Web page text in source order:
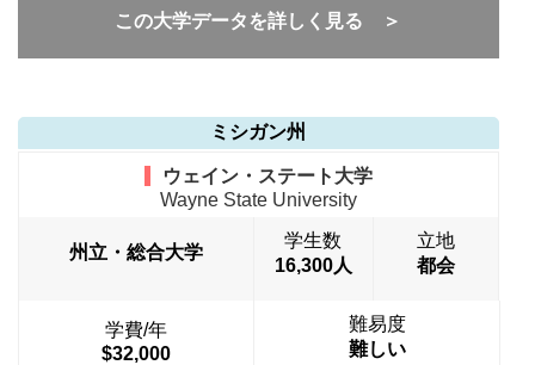
この大学データを詳しく見る ＞
ミシガン州
ウェイン・ステート大学
Wayne State University
州立・総合大学
学生数
16,300人
立地
都会
学費/年
$32,000
難易度
難しい